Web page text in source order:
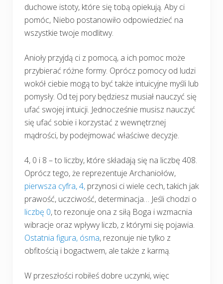
duchowe istoty, które się tobą opiekują. Aby ci
pomóc, Niebo postanowiło odpowiedzieć na
wszystkie twoje modlitwy.
Anioły przyjdą ci z pomocą, a ich pomoc może
przybierać różne formy. Oprócz pomocy od ludzi
wokół ciebie mogą to być także intuicyjne myśli lub
pomysły. Od tej pory będziesz musiał nauczyć się
ufać swojej intuicji. Jednocześnie musisz nauczyć
się ufać sobie i korzystać z wewnętrznej
mądrości, by podejmować właściwe decyzje.
4, 0 i 8 – to liczby, które składają się na liczbę 408.
Oprócz tego, że reprezentuje Archaniołów,
pierwsza cyfra, 4, przynosi ci wiele cech, takich jak
prawość, uczciwość, determinacja… Jeśli chodzi o
liczbę 0, to rezonuje ona z siłą Boga i wzmacnia
wibracje oraz wpływy liczb, z którymi się pojawia.
Ostatnia figura, ósma, rezonuje nie tylko z
obfitością i bogactwem, ale także z karmą.
W przeszłości robiłeś dobre uczynki, więc